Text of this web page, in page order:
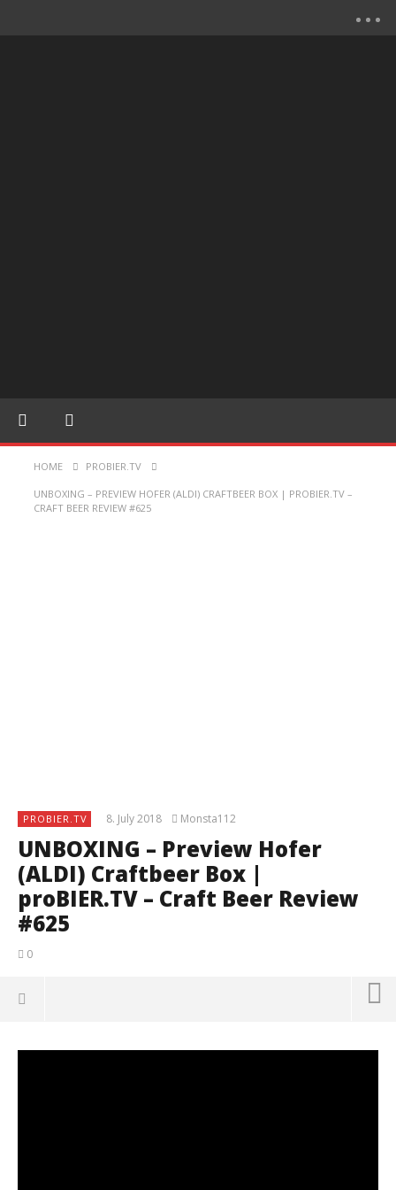
HOME PROBIER.TV
UNBOXING – PREVIEW HOFER (ALDI) CRAFTBEER BOX | PROBIER.TV –
CRAFT BEER REVIEW #625
PROBIER.TV 8. July 2018 Monsta112
UNBOXING – Preview Hofer
(ALDI) Craftbeer Box |
proBIER.TV – Craft Beer Review
#625
0